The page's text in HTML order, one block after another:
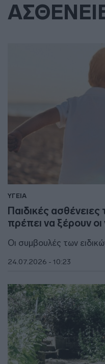
ΥΓΕΙΑ
Παιδικές
πρέπει να ξέρουν οι
Οι συμβουλές των
24.07.2026 - 10:23